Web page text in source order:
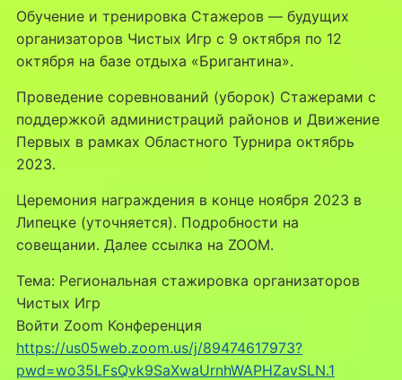
Обучение и тренировка Стажеров — будущих
организаторов Чистых Игр с 9 октября по 12
октября на базе отдыха «Бригантина».
Проведение соревнований (уборок) Стажерами с
поддержкой администраций районов и Движение
Первых в рамках Областного Турнира октябрь
2023.
Церемония награждения в конце ноября 2023 в
Липецке (уточняется). Подробности на
совещании. Далее ссылка на ZOOM.
Тема: Региональная стажировка организаторов
Чистых Игр
Войти Zoom Конференция
https://us05web.zoom.us/j/89474617973?
pwd=wo35LFsQvk9SaXwaUrnhWAPHZavSLN.1